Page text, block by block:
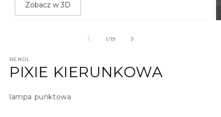
Zobacz w 3D
1/z
19
RENDL
PIXIE KIERUNKOWA
lampa punktowa